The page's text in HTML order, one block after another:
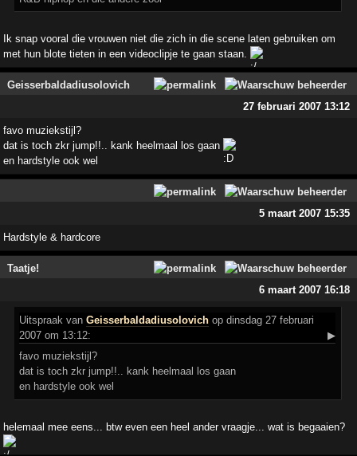
Ik snap vooral die vrouwen niet die zich in die scene laten gebruiken om
met hun blote tieten in een videoclipje te gaan staan.
Geisserbaldadiusolovich
27 februari 2007 13:12
favo muziekstijl?
dat is toch zkr jump!!.. kank heelmaal los gaan
en hardstyle ook wel
5 maart 2007 15:35
Hardstyle & hardcore
Taatje!
6 maart 2007 16:18
Uitspraak vanGeisserbaldadiusolovich op dinsdag 27 februari
2007 om 13:12:
▶
favo muziekstijl?
dat is toch zkr jump!!.. kank heelmaal los gaan
en hardstyle ook wel
helemaal mee eens... btw even een heel ander vraagje... wat is begaaien?